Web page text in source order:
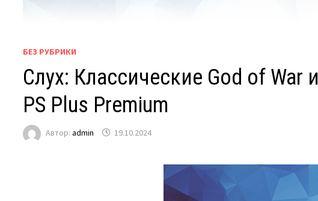
БЕЗ РУБРИКИ
Слух: Классические God of War
PS Plus Premium
Автор:admin 19.10.2024